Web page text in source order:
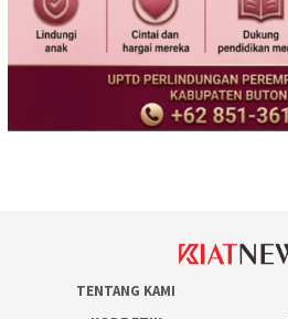
TENTANG KAMI